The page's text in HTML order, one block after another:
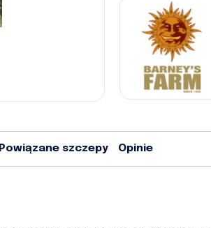
Powiązane szczepy Opinie